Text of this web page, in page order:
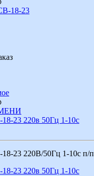
23 220в 50Гц 1-10с
23 220В/50Гц 1-10с п/п
23 220в 50Гц 1-10с